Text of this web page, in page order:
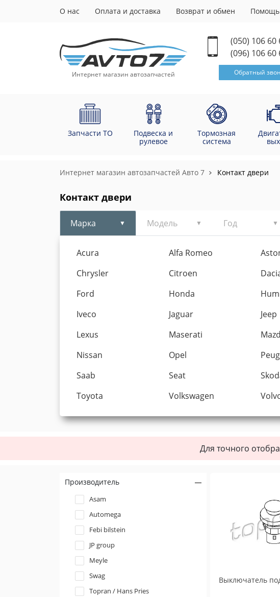
О нас Оплата и доставка Возврат и обмен Помощь
Интернет магазин автозапчастей
(050) 106 60
(096) 106 60
Обратный
Запчасти ТО
Подвеска и
рулевое
Тормозная
система
Интернет магазин автозапчастей Авто 7 Контакт двери
Контакт двери
Марка Модель Год
Acura Alfa Romeo
Chrysler
Citroen
Ford
Honda
Iveco
Jaguar Jeep
Lexus
Maserati
Nissan
Opel
Saab
Seat
Toyota
Volkswagen
Для точного
Производитель
Asam
Automega
Febi bilstein
JP group
Meyle
Swag
Topran / Hans Pries
Выключатель